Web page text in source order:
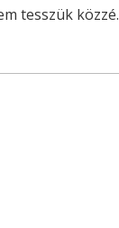
tesszük közzé.